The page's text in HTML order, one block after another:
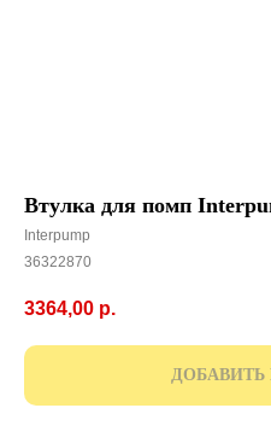
Втулка для помп
Interpump
36322870
3364,00 р.
ДОБАВИТЬ